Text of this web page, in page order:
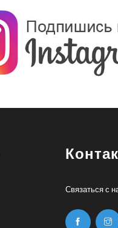
Связаться с